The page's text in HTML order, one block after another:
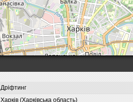
Дріфтинг
Харків (Харківська область)